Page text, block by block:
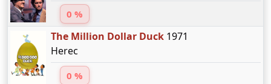
0 %
The Million Dollar Duck1971
Herec
0 %